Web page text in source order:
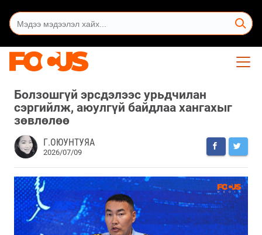
Болзошгүй эрсдэлээс урьдчилан
сэргийлж, аюулгүй байдлаа хангахыг
зөвлөлөө
Г.ОЮУНТУЯА
2026/07/09